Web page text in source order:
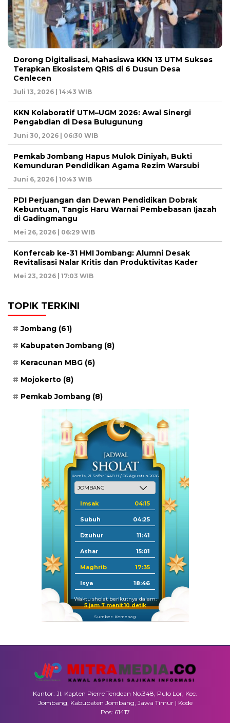
Dorong Digitalisasi, Mahasiswa KKN 13 UTM Sukses
Terapkan Ekosistem QRIS di 6 Dusun Desa
Cenlecen
Juli 13, 2026 | 14:43 WIB
KKN Kolaboratif UTM–UGM 2026: Awal Sinergi
Pengabdian di Desa Bulugunung
Juni 30, 2026 | 06:30 WIB
Pemkab Jombang Hapus Mulok Diniyah, Bukti
Kemunduran Pendidikan Agama Rezim Warsubi
Juni 6, 2026 | 10:43 WIB
PDI Perjuangan dan Dewan Pendidikan Dobrak
Kebuntuan, Tangis Haru Warnai Pembebasan Ijazah
di Gadingmangu
Mei 26, 2026 | 06:29 WIB
Konfercab ke-31 HMI Jombang: Alumni Desak
Revitalisasi Nalar Kritis dan Produktivitas Kader
Mei 23, 2026 | 17:03 WIB
TOPIK TERKINI
Jombang (61)
Kabupaten Jombang (8)
Keracunan MBG (6)
Mojokerto (8)
Pemkab Jombang (8)
Kamis, 21 Safar 1448 H / 06 Agustus 2026
Imsak 04:15
Subuh 04:25
Dzuhur 11:41
Ashar 15:01
Maghrib 17:35
Isya 18:46
Waktu sholat berikutnya dalam:
5 jam 7 menit 9 detik
Sumber: Kemenag
Kantor: Jl. Kapten Pierre Tendean No.348, Pulo Lor, Kec.
Jombang, Kabupaten Jombang, Jawa Timur | Kode
Pos: 61417